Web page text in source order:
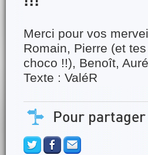
Merci pour vos
Romain, Pierre (et
choco !!), Benoît,
Texte : ValéR
Pour